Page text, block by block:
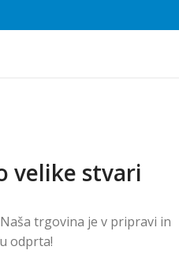
velike stvari
trgovina je v pripravi in
odprta!